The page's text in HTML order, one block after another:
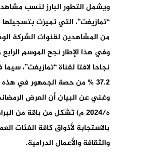
“تمازيغت”، التي تميزت
من المشاهدين لقنوات الشركة
37.2 % من حصة الجمهور في هذه المنطقة.
ه/2024 م) تَشَكل من باقة من
بالاستجابة لأذواق كافة الفئات
والثقافة والأعمال الدرامية.